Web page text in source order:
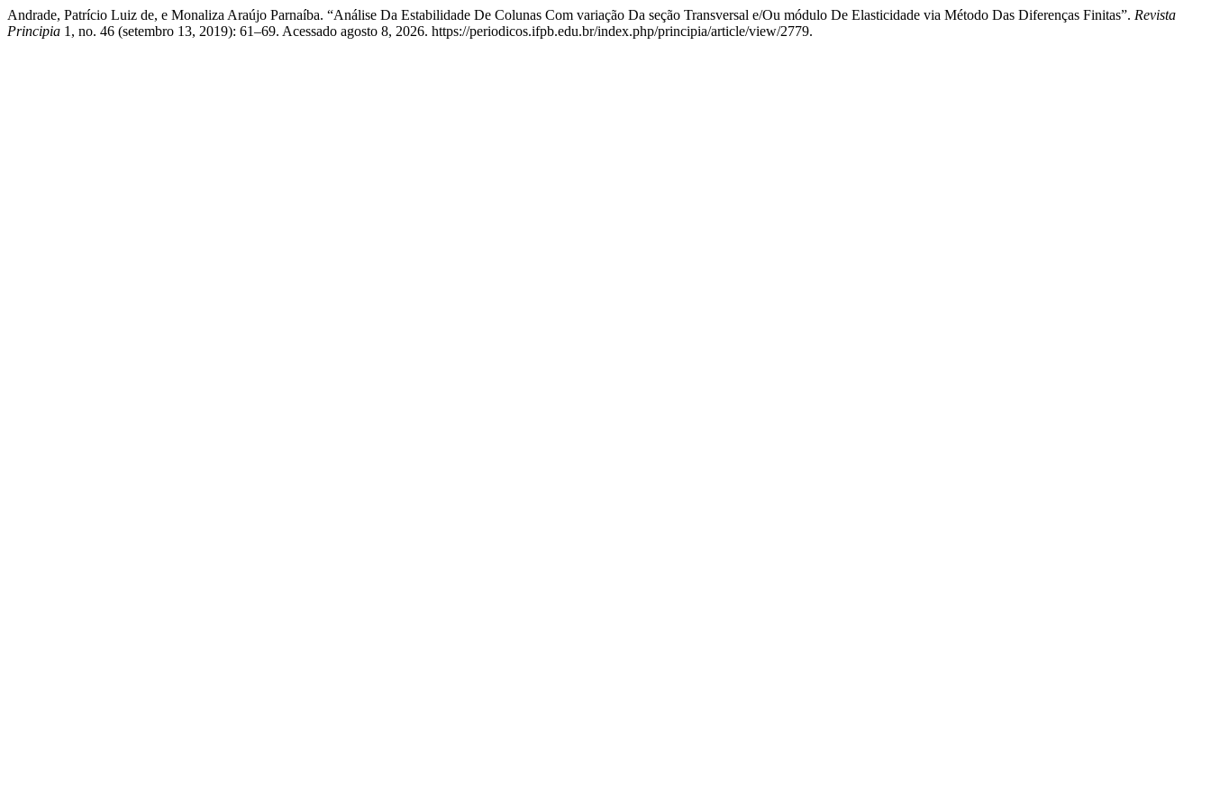
Andrade, Patrício Luiz de, e Monaliza Araújo Parnaíba. “Análise Da Estabilidade De Colunas Com variação Da seção Transversal e/Ou módulo De Elasticidade via Método Das Diferenças Finitas”. Revista
Principia 1, no. 46 (setembro 13, 2019): 61–69. Acessado agosto 8, 2026. https://periodicos.ifpb.edu.br/index.php/principia/article/view/2779.